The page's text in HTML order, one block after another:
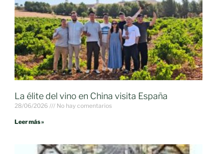
La élite del vino en China visita España
28/06/2026 No hay comentarios
Leer más »